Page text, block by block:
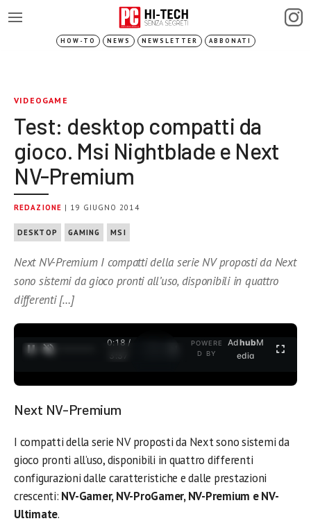
HOW-TO NEWS NEWSLETTER ABBONATI
VIDEOGAME
Test: desktop compatti da
gioco. Msi Nightblade e Next
NV-Premium
REDAZIONE | 19 GIUGNO 2014
DESKTOP GAMING MSI
Next NV-Premium I compatti della serie NV proposti da Next
sono sistemi da gioco pronti all’uso, disponibili in quattro
differenti […]
0:19 /
3:37
POWERE
D BY
AdhubM
edia
Next NV-Premium
I compatti della serie NV proposti da Next sono sistemi da
gioco pronti all’uso, disponibili in quattro differenti
configurazioni dalle caratteristiche e dalle prestazioni
crescenti: NV-Gamer, NV-ProGamer, NV-Premium e NV-
Ultimate.